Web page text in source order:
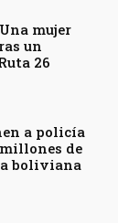
mujer
un
26
a policía
de
boliviana